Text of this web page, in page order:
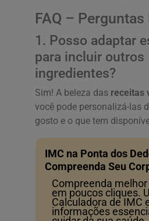
FAQ –
1. Posso adaptar
para incluir outros
ingredientes?
Sim! A beleza das receitas
você pode personalizá-las
gosto e o que tem
IMC na Ponta dos
Compreenda Seu
Compreenda
em poucos cliques.
Calculadora de IMC
informações